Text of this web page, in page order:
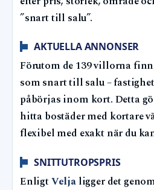
”snart till salu”.
AKTUELLA ANNONSER
Förutom de 139 villorna
som snart till salu –
påbörjas inom kort. Detta
hitta bostäder med kortare
flexibel med exakt när du
SNITTUTROPSPRIS
EnligtVeljaligger det